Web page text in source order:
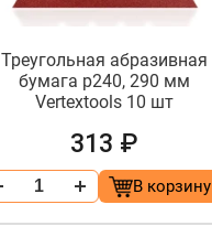
Треугольная абразивная
бумага р240, 290 мм
Vertextools 10 шт
313 ₽
В корзину